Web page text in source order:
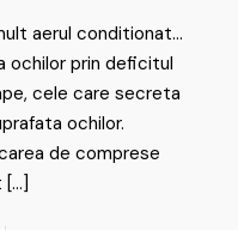
aerul conditionat…
ochilor prin deficitul
cele care secreta
ochilor.
de comprese
[…]